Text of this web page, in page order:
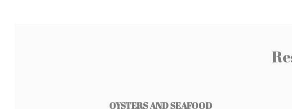
OYSTERS AND SEAFOOD